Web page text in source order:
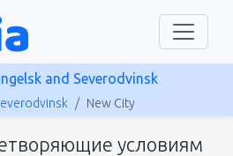
and Severodvinsk
New City
условиям